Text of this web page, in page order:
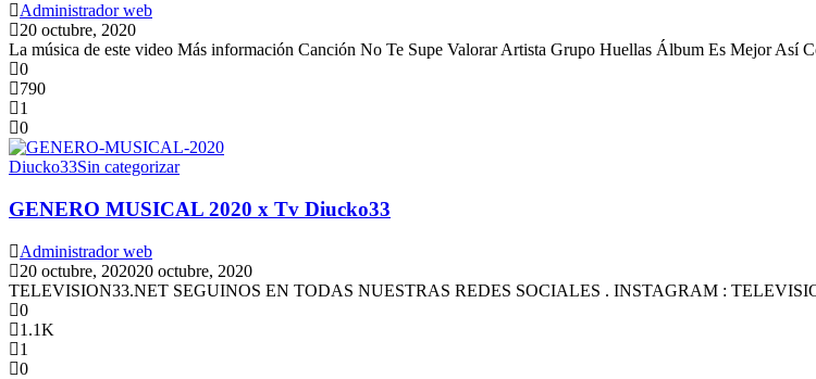
Administrador web
20 octubre, 2020
La música de este video Más información Canción No Te Supe Valorar Artista Grupo Huellas Álbum Es Mejor Así
0
790
1
0
Diucko33Sin categorizar
GENERO MUSICAL 2020 x Tv Diucko33
Administrador web
20 octubre, 202020 octubre, 2020
TELEVISION33.NET SEGUINOS EN TODAS NUESTRAS REDES SOCIALES . INSTAGRAM :
0
1.1K
1
0